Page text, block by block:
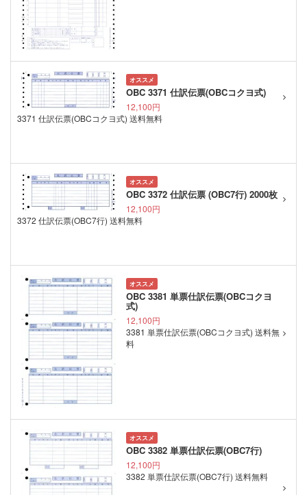
オススメ
OBC 3371 仕訳伝票(OBCコクヨ式)
12,100円
3371 仕訳伝票(OBCコクヨ式) 送料無料
オススメ
OBC 3372 仕訳伝票 (OBC7行) 2000枚
12,100円
3372 仕訳伝票(OBC7行) 送料無料
オススメ
OBC 3381 単票仕訳伝票(OBCコクヨ
式)
12,100円
3381 単票仕訳伝票(OBCコクヨ式) 送料無
料
オススメ
OBC 3382 単票仕訳伝票(OBC7行)
12,100円
3382 単票仕訳伝票(OBC7行) 送料無料